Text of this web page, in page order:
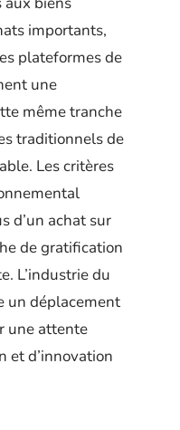
importants,
plateformes de
une
même tranche
traditionnels de
Les critères
d’un achat sur
de gratification
L’industrie du
un déplacement
une attente
et d’innovation